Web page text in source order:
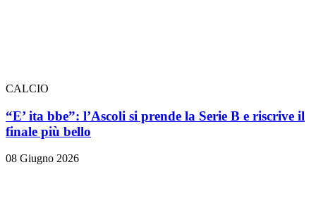
CALCIO
“E’ ita bbe”: l’Ascoli si prende la Serie B e riscrive il
finale più bello
08 Giugno 2026